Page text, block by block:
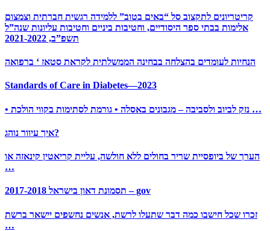
קריטריונים לתקצוב סל “באים בטוב” ללמידה רגשית חברתית וצמצום
אלימות בבתי ספר היסודיים, וחטיבות ביניים וחטיבות עליונות שנה”ל
תשפ”ב, 2021-2022
הנחיות לעומדים בהצלחה בבחינה הממשלתית לקראת סטאז ‘ ברפואה
Standards of Care in Diabetes—2023
• נזק לביוב ולסביבה – מגבונים באסלה • גורמת לסתימות בקווי הולכת …
איך עיוור נוהג?
הערך של ביופסיית שריר בחולים ללא חולשה, עליית קריאטין קינאזה או
…
תסמונת דאון בישראל 2017-2018 – gov
זכרו שכל חישבו כמה דבר שתעלו לרשת, אנשים נחשפים יישאר ברשת
…